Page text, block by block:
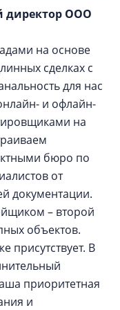
директор ООО
на основе
сделках с
для нас
и офлайн-
на
бюро по
от
документации.
– второй
объектов.
присутствует. В
приоритетная
и